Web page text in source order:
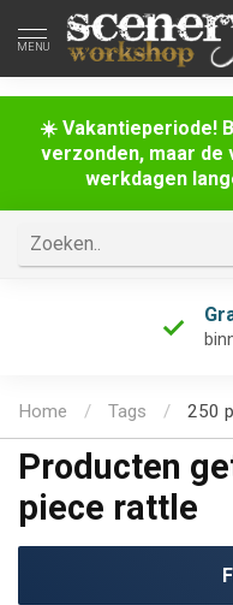
☀️ Vakantieperiode!
verzonden, maar de
werkdagen
MENU
Home / Tags / 250
Producten
piece rattle